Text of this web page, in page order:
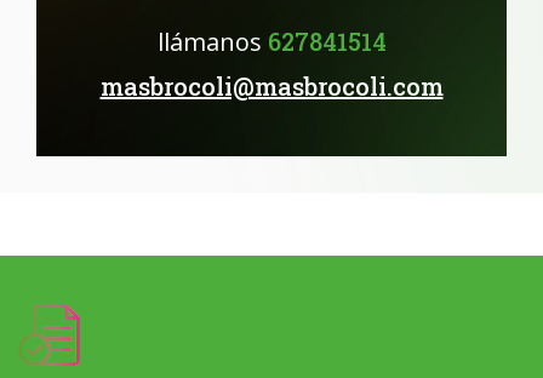
llámanos 627841514
masbrocoli@masbrocoli.com